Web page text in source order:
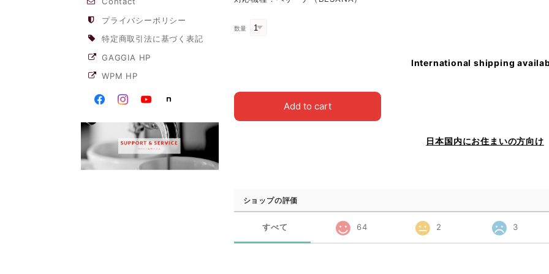
プライバシーポリシー
特定商取引法に基づく表記
GAGGIA HP
WPM HP
数量
International shipping
Add to cart
日本国内にお住まいの方向け
ショップの評価
すべて 64 2 3